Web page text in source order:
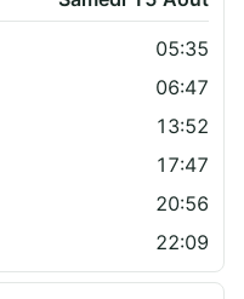
05:35
06:47
13:52
17:47
20:56
22:09